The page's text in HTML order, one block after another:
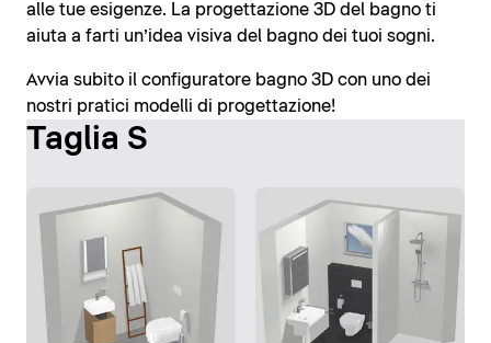
alle tue esigenze. La progettazione 3D del bagno ti
aiuta a farti un’idea visiva del bagno dei tuoi sogni.
Avvia subito il configuratore bagno 3D con uno dei
nostri pratici modelli di progettazione!
Taglia S